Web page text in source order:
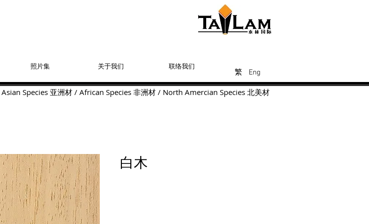
繁
繁 Eng
繁 Eng
照片集 关于我们 联络我们
白木
Asian Species 亚洲材 / African Species 非洲材 / North Amercian Species 北美材